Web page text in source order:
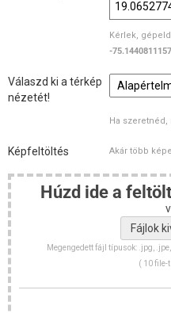
Kérlek,
-
Válaszd ki a térkép
nézetét!
Ha
Képfeltöltés Akár több
Húzd ide a
Megengedett fájl típusok: .jpg,
( 10 file-